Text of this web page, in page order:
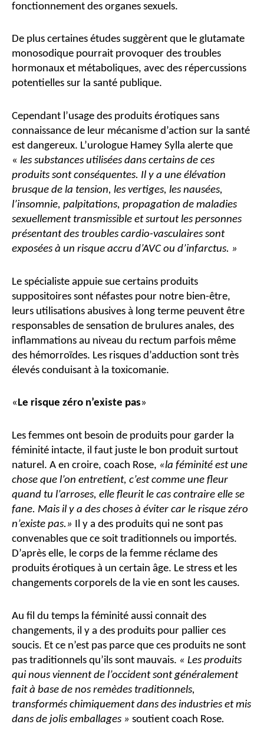
fonctionnement des organes sexuels.
De plus certaines études suggèrent que le glutamate
monosodique pourrait provoquer des troubles
hormonaux et métaboliques, avec des répercussions
potentielles sur la santé publique.
Cependant l’usage des produits érotiques sans
connaissance de leur mécanisme d’action sur la santé
est dangereux. L’urologue Hamey Sylla alerte que
« les substances utilisées dans certains de ces
produits sont conséquentes. Il y a une élévation
brusque de la tension, les vertiges, les nausées,
l’insomnie, palpitations, propagation de maladies
sexuellement transmissible et surtout les personnes
présentant des troubles cardio-vasculaires sont
exposées à un risque accru d’AVC ou d’infarctus. »
Le spécialiste appuie sue certains produits
suppositoires sont néfastes pour notre bien-être,
leurs utilisations abusives à long terme peuvent être
responsables de sensation de brulures anales, des
inflammations au niveau du rectum parfois même
des hémorroïdes. Les risques d’adduction sont très
élevés conduisant à la toxicomanie.
«Le risque zéro n’existe pas»
Les femmes ont besoin de produits pour garder la
féminité intacte, il faut juste le bon produit surtout
naturel. A en croire, coach Rose, «la féminité est une
chose que l’on entretient, c’est comme une fleur
quand tu l’arroses, elle fleurit le cas contraire elle se
fane. Mais il y a des choses à éviter car le risque zéro
n’existe pas.» Il y a des produits qui ne sont pas
convenables que ce soit traditionnels ou importés.
D’après elle, le corps de la femme réclame des
produits érotiques à un certain âge. Le stress et les
changements corporels de la vie en sont les causes.
Au fil du temps la féminité aussi connait des
changements, il y a des produits pour pallier ces
soucis. Et ce n’est pas parce que ces produits ne sont
pas traditionnels qu’ils sont mauvais. « Les produits
qui nous viennent de l’occident sont généralement
fait à base de nos remèdes traditionnels,
transformés chimiquement dans des industries et mis
dans de jolis emballages » soutient coach Rose.